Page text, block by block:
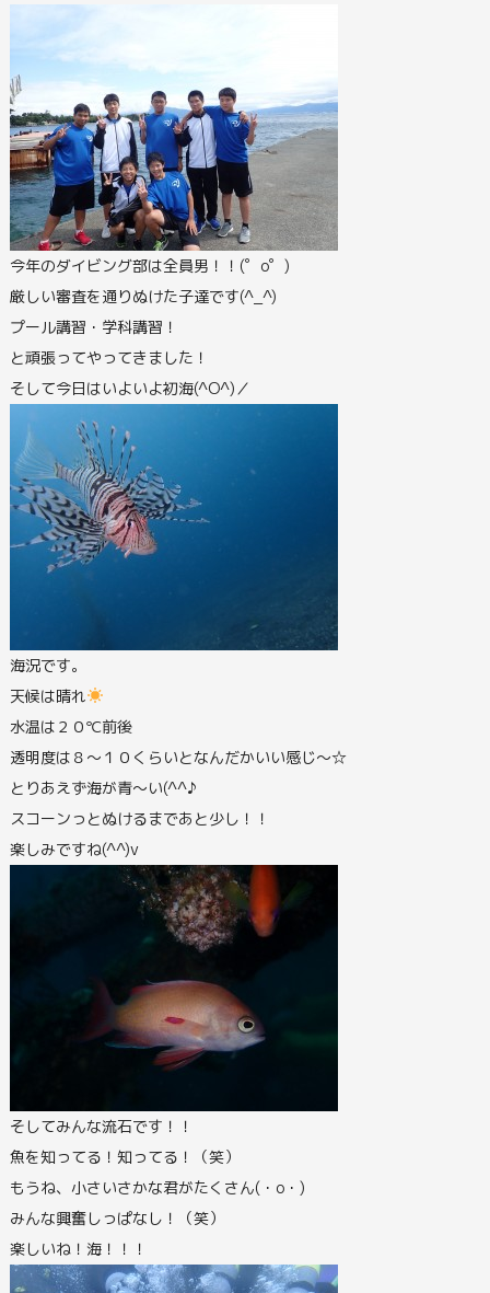
今年のダイビング部は全員男！！(゜o゜)
厳しい審査を通りぬけた子達です(^_^)
プール講習・学科講習！
と頑張ってやってきました！
そして今日はいよいよ初海(^O^)／
海況です。
天候は晴れ
水温は２０℃前後
透明度は８～１０くらいとなんだかいい感じ～☆
とりあえず海が青～い(^^♪
スコーンっとぬけるまであと少し！！
楽しみですね(^^)v
そしてみんな流石です！！
魚を知ってる！知ってる！（笑）
もうね、小さいさかな君がたくさん(・o・)
みんな興奮しっぱなし！（笑）
楽しいね！海！！！